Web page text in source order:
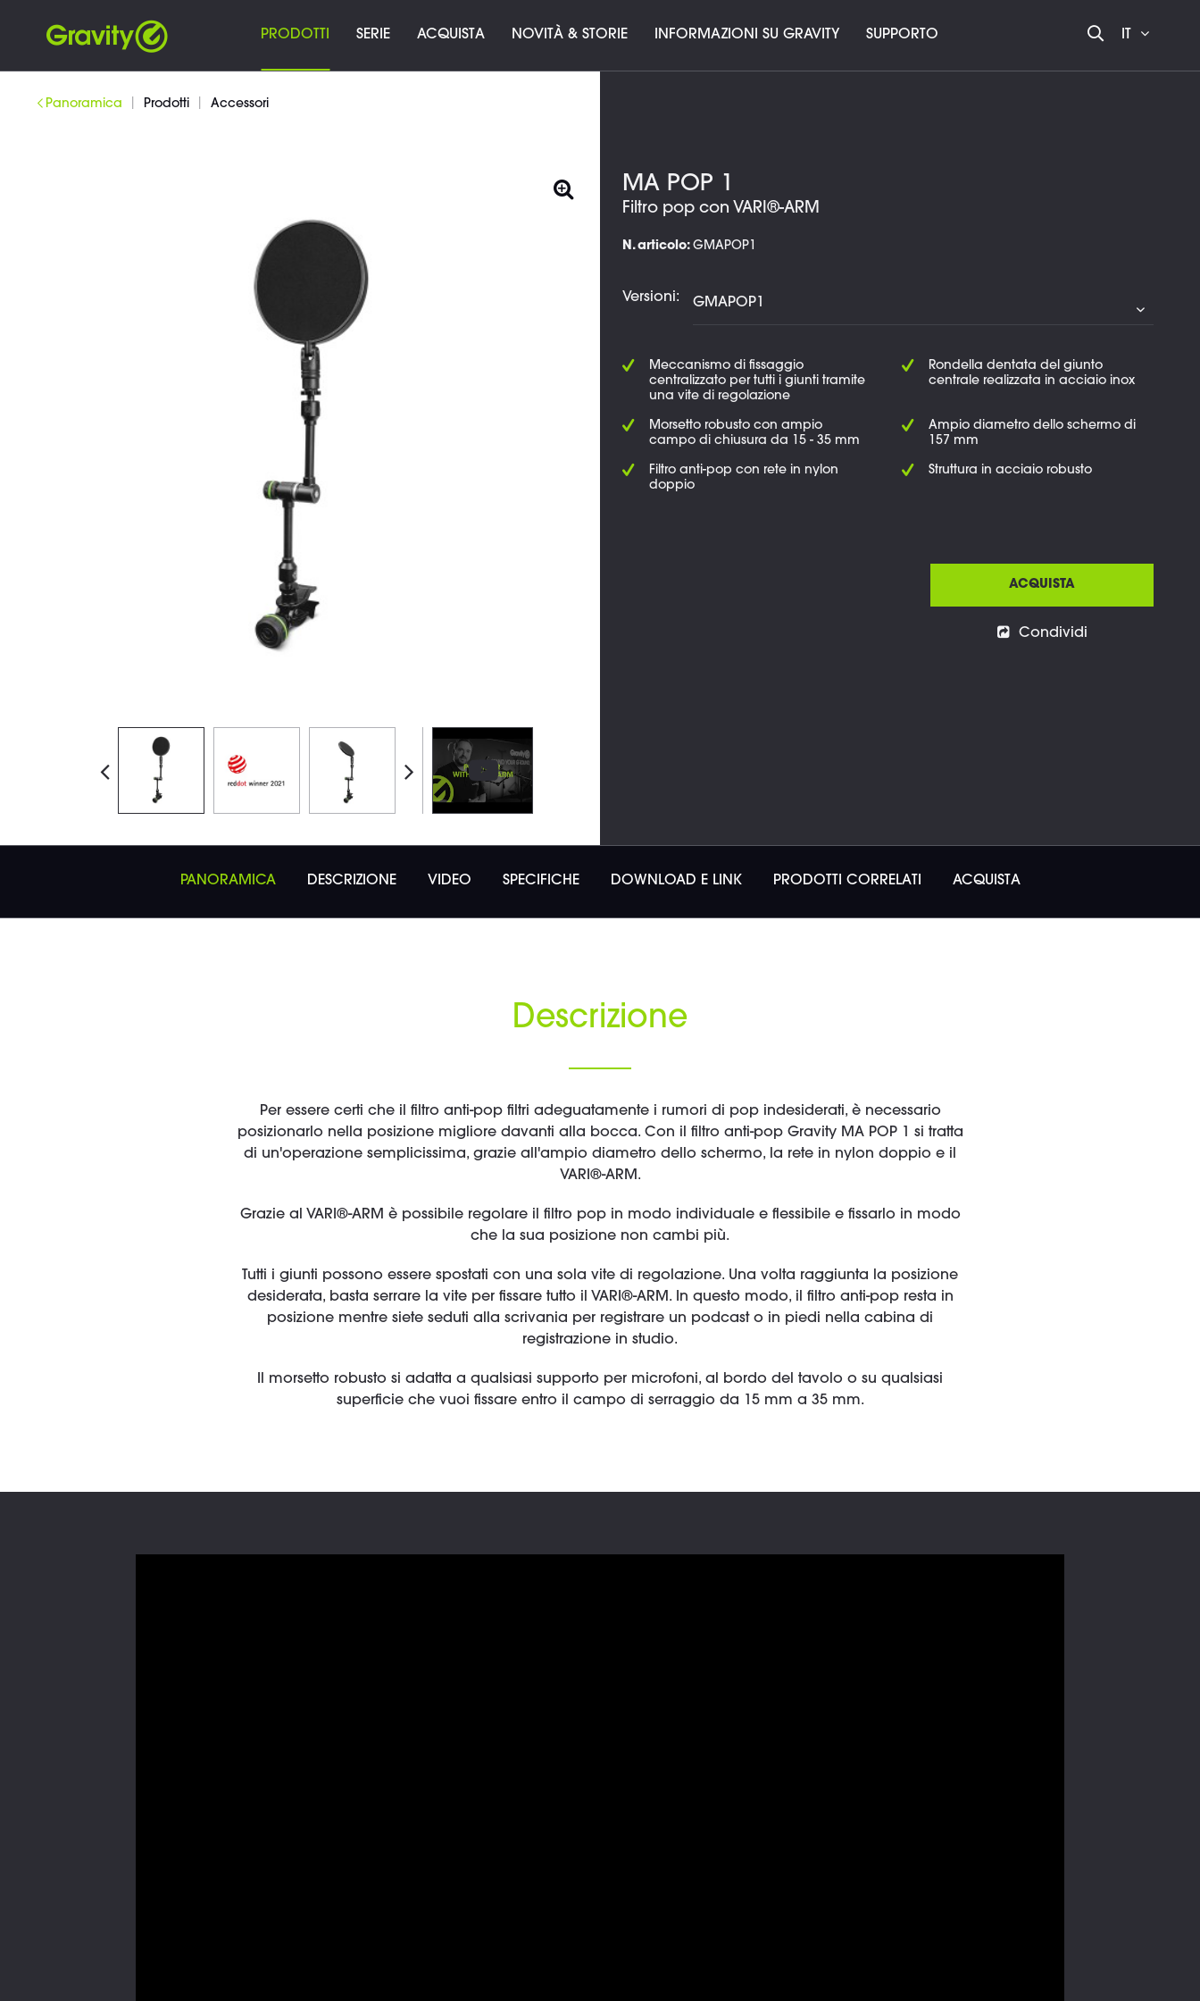
PRODOTTI SERIE ACQUISTA NOVITÀ & STORIE INFORMAZIONI SU GRAVITY SUPPORTO
Panoramica Prodotti Accessori
MA POP 1
Filtro pop con VARI®-ARM
N. articolo: GMAPOP1
Versioni:
Meccanismo di fissaggio
centralizzato per tutti i giunti tramite
una vite di regolazione
Rondella dentata del giunto
centrale realizzata in acciaio inox
Morsetto robusto con ampio
campo di chiusura da 15 - 35 mm
Ampio diametro dello schermo di
157 mm
Filtro anti-pop con rete in nylon
doppio
Struttura in acciaio robusto
ACQUISTA
Condividi
PANORAMICA DESCRIZIONE VIDEO SPECIFICHE DOWNLOAD E LINK PRODOTTI CORRELATI ACQUISTA
Descrizione
Per essere certi che il filtro anti-pop filtri adeguatamente i rumori di pop indesiderati, è necessario
posizionarlo nella posizione migliore davanti alla bocca. Con il filtro anti-pop Gravity MA POP 1 si tratta
di un'operazione semplicissima, grazie all'ampio diametro dello schermo, la rete in nylon doppio e il
VARI®-ARM.
Grazie al VARI®-ARM è possibile regolare il filtro pop in modo individuale e flessibile e fissarlo in modo
che la sua posizione non cambi più.
Tutti i giunti possono essere spostati con una sola vite di regolazione. Una volta raggiunta la posizione
desiderata, basta serrare la vite per fissare tutto il VARI®-ARM. In questo modo, il filtro anti-pop resta in
posizione mentre siete seduti alla scrivania per registrare un podcast o in piedi nella cabina di
registrazione in studio.
Il morsetto robusto si adatta a qualsiasi supporto per microfoni, al bordo del tavolo o su qualsiasi
superficie che vuoi fissare entro il campo di serraggio da 15 mm a 35 mm.